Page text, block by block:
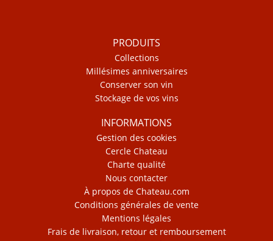
PRODUITS
Collections
Millésimes anniversaires
Conserver son vin
Stockage de vos vins
INFORMATIONS
Gestion des cookies
Cercle Chateau
Charte qualité
Nous contacter
À propos de Chateau.com
Conditions générales de vente
Mentions légales
Frais de livraison, retour et remboursement